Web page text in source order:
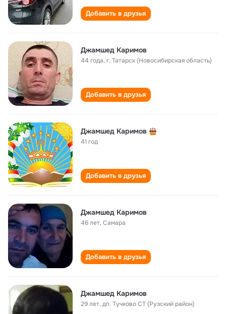
Добавить в друзья
Джамшед Каримов
44 года,г. Татарск (Новосибирская область)
Добавить в друзья
Джамшед Каримов
41 год
Добавить в друзья
Джамшед Каримов
46 лет,Самара
Добавить в друзья
Джамшед Каримов
29 лет,дп. Тучково СТ (Рузский район)